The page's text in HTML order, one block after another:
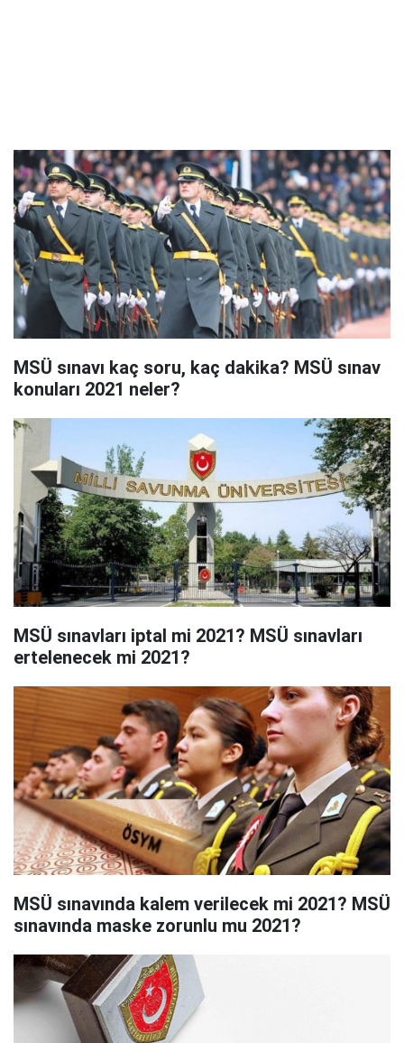
MSÜ sınavı kaç soru, kaç dakika? MSÜ sınav
konuları 2021 neler?
MSÜ sınavları iptal mi 2021? MSÜ sınavları
ertelenecek mi 2021?
MSÜ sınavında kalem verilecek mi 2021? MSÜ
sınavında maske zorunlu mu 2021?